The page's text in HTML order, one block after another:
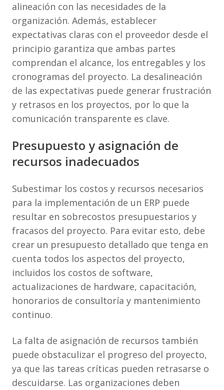
alineación con las necesidades de la
organización. Además, establecer
expectativas claras con el proveedor desde el
principio garantiza que ambas partes
comprendan el alcance, los entregables y los
cronogramas del proyecto. La desalineación
de las expectativas puede generar frustración
y retrasos en los proyectos, por lo que la
comunicación transparente es clave.
Presupuesto y asignación de
recursos inadecuados
Subestimar los costos y recursos necesarios
para la implementación de un ERP puede
resultar en sobrecostos presupuestarios y
fracasos del proyecto. Para evitar esto, debe
crear un presupuesto detallado que tenga en
cuenta todos los aspectos del proyecto,
incluidos los costos de software,
actualizaciones de hardware, capacitación,
honorarios de consultoría y mantenimiento
continuo.
La falta de asignación de recursos también
puede obstaculizar el progreso del proyecto,
ya que las tareas críticas pueden retrasarse o
descuidarse. Las organizaciones deben